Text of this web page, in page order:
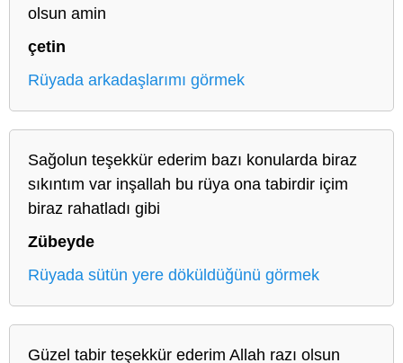
olsun amin
çetin
Rüyada arkadaşlarımı görmek
Sağolun teşekkür ederim bazı konularda biraz
sıkıntım var inşallah bu rüya ona tabirdir içim
biraz rahatladı gibi
Zübeyde
Rüyada sütün yere döküldüğünü görmek
Güzel tabir teşekkür ederim Allah razı olsun